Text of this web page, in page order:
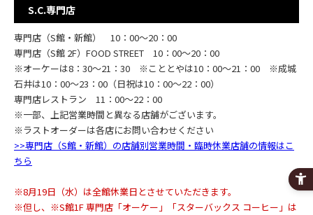
S.C.専門店
専門店（S館・新館） 10：00～20：00
専門店（S館 2F）FOOD STREET 10：00～20：00
※オーケーは8：30～21：30 ※こととやは10：00～21：00 ※成城
石井は10：00～23：00（日祝は10：00～22：00）
専門店レストラン 11：00～22：00
※一部、上記営業時間と異なる店舗がございます。
※ラストオーダーは各店にお問い合わせください
>>専門店（S館・新館）の店舗別営業時間・臨時休業店舗の情報はこ
ちら
※8月19日（水）は全館休業日とさせていただきます。
※但し、※S館1F 専門店「オーケー」「スターバックス コーヒー」は